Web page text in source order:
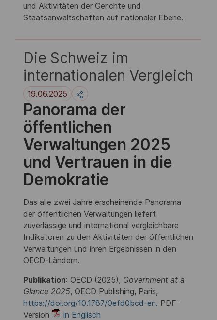
und Aktivitäten der Gerichte und
Staatsanwaltschaften auf nationaler Ebene.
Die Schweiz im
internationalen Vergleich
19.06.2025
Panorama der
öffentlichen
Verwaltungen 2025
und Vertrauen in die
Demokratie
Das alle zwei Jahre erscheinende Panorama
der öffentlichen Verwaltungen liefert
zuverlässige und international vergleichbare
Indikatoren zu den Aktivitäten der öffentlichen
Verwaltungen und ihren Ergebnissen in den
OECD-Ländern.
Publikation: OECD (2025), Government at a
Glance 2025, OECD Publishing, Paris,
https://doi.org/10.1787/0efd0bcd-en. PDF-
Version
in Englisch